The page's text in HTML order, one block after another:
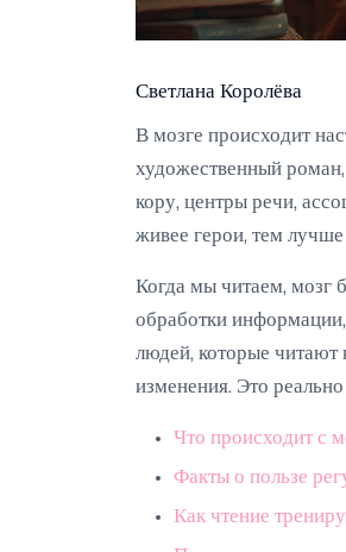
Светлана Королёва
В мозге происходит
художественный
кору, центры речи,
живее герои, тем
Когда мы читаем, мозг
обработки
людей, которые читают
изменения. Это
Что происходит с
Факты о пользе
Как чтение